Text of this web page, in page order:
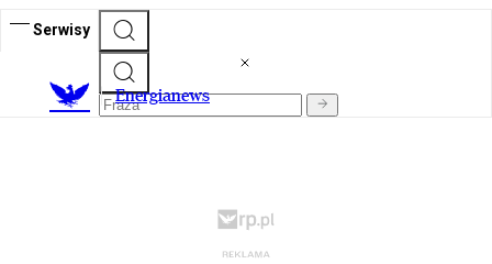
Serwisy
Energianews